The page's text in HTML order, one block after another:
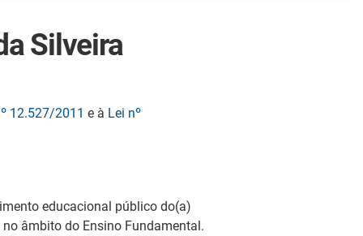
Silveira
12.527/2011 e à Lei nº
educacional público do(a)
âmbito do Ensino Fundamental.